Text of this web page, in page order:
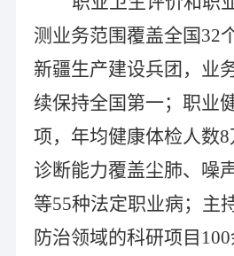
测业务范围覆盖全国32
新疆生产建设兵团，业
续保持全国第一；职业
项，年均健康体检人数8
诊断能力覆盖尘肺、噪
等55种法定职业病；主
防治领域的科研项目 100